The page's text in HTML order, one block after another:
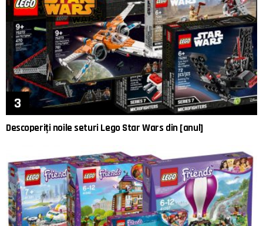
Descoperiți noile seturi Lego Star Wars din [anul]